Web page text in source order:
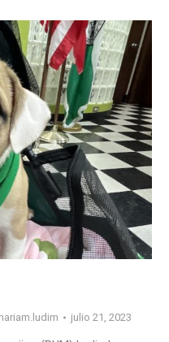
julio 21, 2023